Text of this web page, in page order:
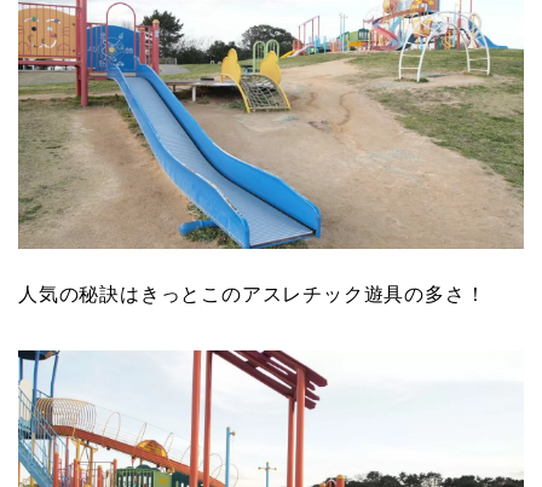
人気の秘訣はきっとこのアスレチック遊具の多さ！